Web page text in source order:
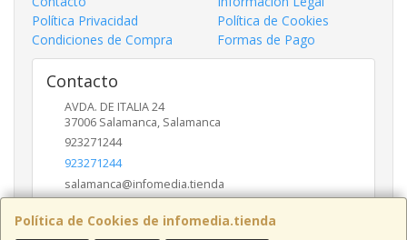
Política de Cookies de infomedia.tienda
Política Privacidad
Política de Cookies
Condiciones de Compra
Formas de Pago
Contacto
AVDA. DE ITALIA 24
37006 Salamanca, Salamanca
923271244
923271244
salamanca@infomedia.tienda